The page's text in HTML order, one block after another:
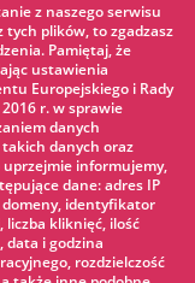
z naszego serwisu
tych plików, to zgadzasz
Pamiętaj, że
ustawienia
Europejskiego i Rady
r. w sprawie
danych
danych oraz
uprzejmie informujemy,
dane: adres IP
domeny, identyfikator
liczba kliknięć, ilość
data i godzina
rozdzielczość